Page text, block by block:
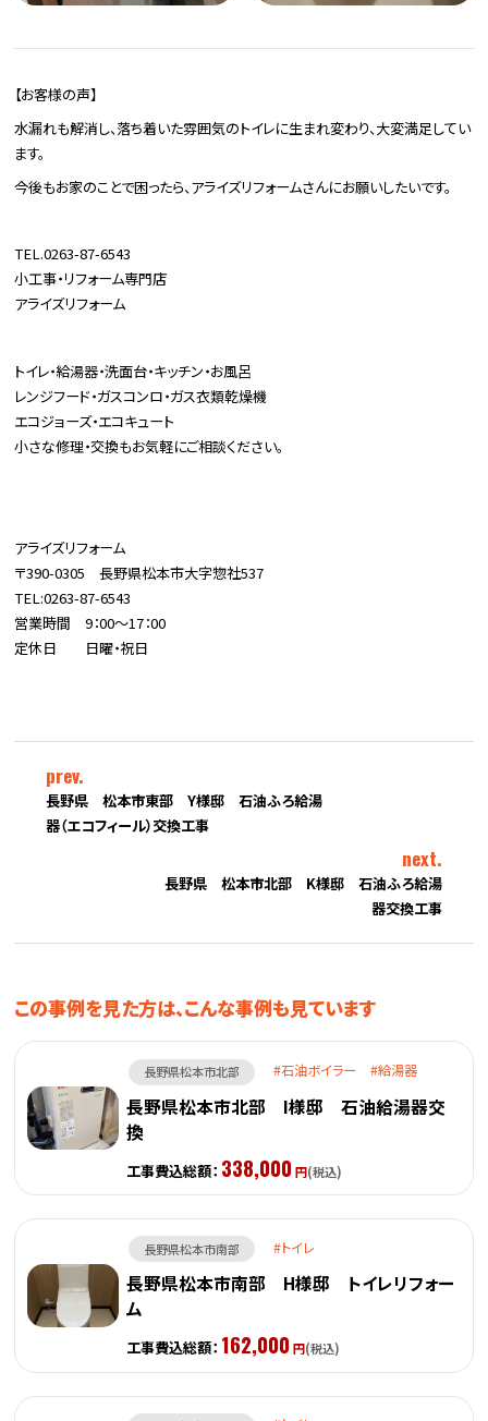
【お客様の声】
水漏れも解消し、落ち着いた雰囲気のトイレに生まれ変わり、大変満足してい
ます。
今後もお家のことで困ったら、アライズリフォームさんにお願いしたいです。
TEL.0263-87-6543
小工事・リフォーム専門店
アライズリフォーム
トイレ・給湯器・洗面台・キッチン・お風呂
レンジフード・ガスコンロ・ガス衣類乾燥機
エコジョーズ・エコキュート
小さな修理・交換もお気軽にご相談ください。
アライズリフォーム
〒390-0305 長野県松本市大字惣社537
TEL:0263-87-6543
営業時間 9：00～17：00
定休日 日曜・祝日
prev.
長野県 松本市東部 Y様邸 石油ふろ給湯
器（エコフィール）交換工事
next.
長野県 松本市北部 K様邸 石油ふろ給湯
器交換工事
この事例を見た方は、こんな事例も見ています
長野県松本市北部 石油ボイラー 給湯器
長野県松本市北部 I様邸 石油給湯器交
換
工事費込総額： 338,000 円(税込)
長野県松本市南部 トイレ
長野県松本市南部 H様邸 トイレリフォー
ム
工事費込総額： 162,000 円(税込)